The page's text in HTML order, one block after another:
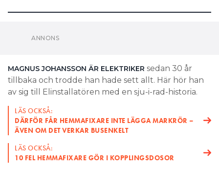
tillbaka och trodde han hade sett allt. Här hör han
LÄS OCKSÅ:
DÄRFÖR FÅR HEMMAFIXARE INTE LÄGGA MARKRÖR –
ÄVEN OM DET VERKAR BUSENKELT
LÄS OCKSÅ:
10 FEL HEMMAFIXARE GÖR I KOPPLINGSDOSOR
”Det här uppdraget började med att jag skulle göra
ny el i samband med en renovering av en
tvättstuga. Under detta arbete upptäcktes flera